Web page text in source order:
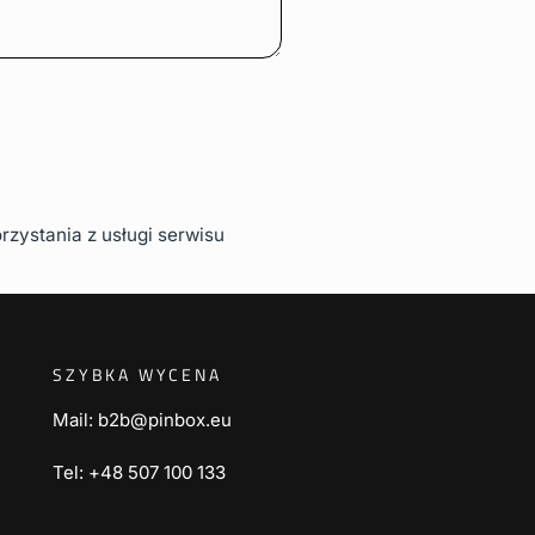
z usługi serwisu
SZYBKA WYCENA
Mail: b2b@pinbox.eu
Tel: +48 507 100 133